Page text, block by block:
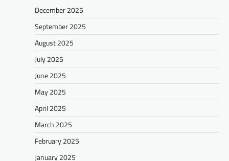
December 2025
September 2025
August 2025
July 2025
June 2025
May 2025
April 2025
March 2025
February 2025
January 2025